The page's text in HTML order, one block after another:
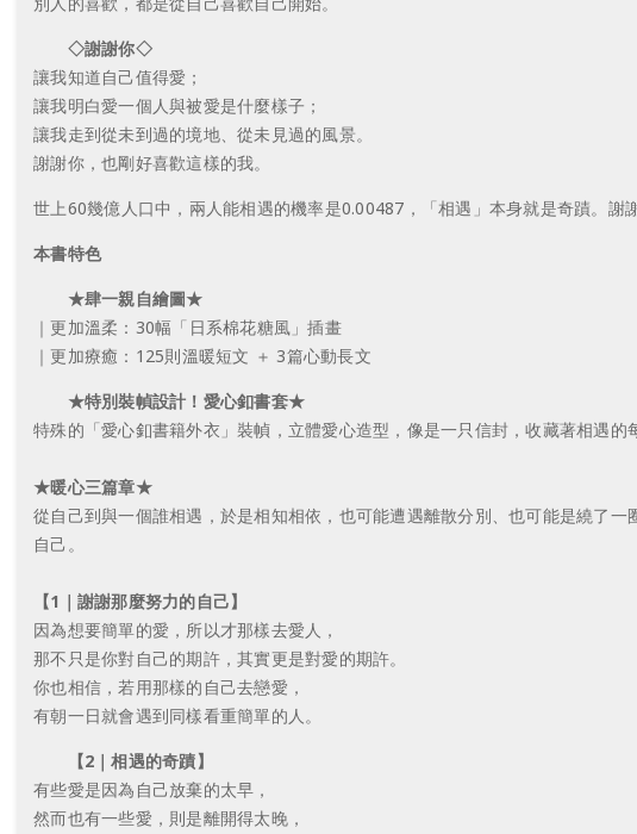
◇謝謝你◇
讓我知道自己值得愛；
讓我明白愛一個人與被愛是什麼樣子；
讓我走到從未到過的境地、從未見過的風景。
謝謝你，也剛好喜歡這樣的我。
世上60幾億人口中，兩人能相遇的機率是0.00487，「相遇」本身就是奇蹟。
本書特色
★肆一親自繪圖★
｜更加溫柔：30幅「日系棉花糖風」插畫
｜更加療癒：125則溫暖短文 ＋ 3篇心動長文
★特別裝幀設計！愛心釦書套★
特殊的「愛心釦書籍外衣」裝幀，立體愛心造型，像是一只信封，收藏著相遇的
★暖心三篇章★
從自己到與一個誰相遇，於是相知相依，也可能遭遇離散分別、也可能是繞了
自己。
【1｜謝謝那麼努力的自己】
因為想要簡單的愛，所以才那樣去愛人，
那不只是你對自己的期許，其實更是對愛的期許。
你也相信，若用那樣的自己去戀愛，
有朝一日就會遇到同樣看重簡單的人。
【2｜相遇的奇蹟】
有些愛是因為自己放棄的太早，
然而也有一些愛，則是離開得太晚，